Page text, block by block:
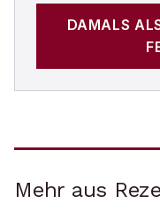
DAMALS
Mehr aus